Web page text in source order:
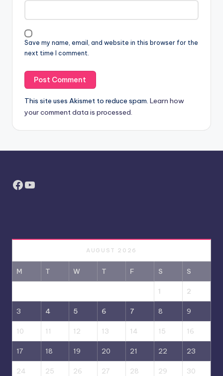
Save my name, email, and website in this browser for the
next time I comment.
This site uses Akismet to reduce spam. Learn how
your comment data is processed.
Facebook
YouTube
AUGUST 2026
M T W T F S S
1 2
3 4 5 6 7 8 9
10 11 12 13 14 15 16
17 18 19 20 21 22 23
24 25 26 27 28 29 30